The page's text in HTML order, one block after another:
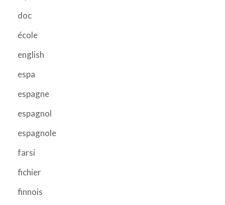
doc
école
english
espa
espagne
espagnol
espagnole
farsi
fichier
finnois